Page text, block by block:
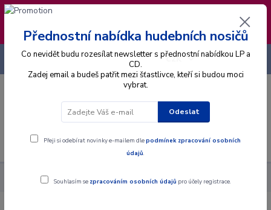
❣️ Od 4.8. do 13.8. čerpám dovolenou. Datum
expedice objednávek se posouvá na pátek
14.8.2026 🐋
Menu
CZK
+420 725 736 293
Alba CD Babalet - Best Of Babalet 20 Years - CD
Přednostní nabídka hudebních nosičů
Co nevidět budu rozesílat newsletter s přednostní nabídkou LP a
CD.
Zadej email a budeš patřit mezi šťastlivce, kteří si budou moci
vybrat.
Odeslat
Přeji si odebírat novinky e-mailem dlepodmínek zpracování osobních
údajů.
Souhlasím se zpracováním osobních údajů pro účely registrace.